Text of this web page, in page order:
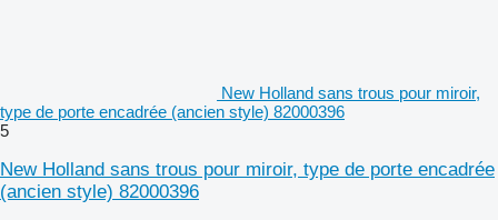
New Holland sans trous pour miroir,
type de porte encadrée (ancien style) 82000396
5
New Holland sans trous pour miroir, type de porte encadrée
(ancien style) 82000396